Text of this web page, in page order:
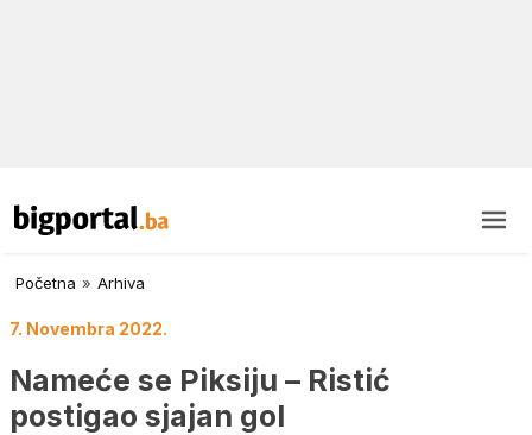
Početna » Arhiva
7. Novembra 2022.
Nameće se Piksiju – Ristić
postigao sjajan gol